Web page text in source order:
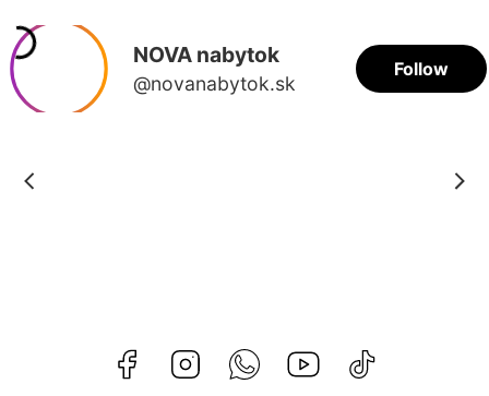
Facebook Instagram Whatsapp Youtube
nábytok